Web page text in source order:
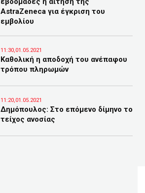
AstraZeneca για έγκριση του
εμβολίου
11:30,01.05.2021
Καθολική η αποδοχή του ανέπαφου
τρόπου πληρωμών
11:20,01.05.2021
Δημόπουλος: Στο επόμενο δίμηνο το
τείχος ανοσίας